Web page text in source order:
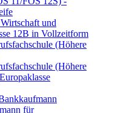
und
12B in Vollzeitform
(Höhere
(Höhere
für